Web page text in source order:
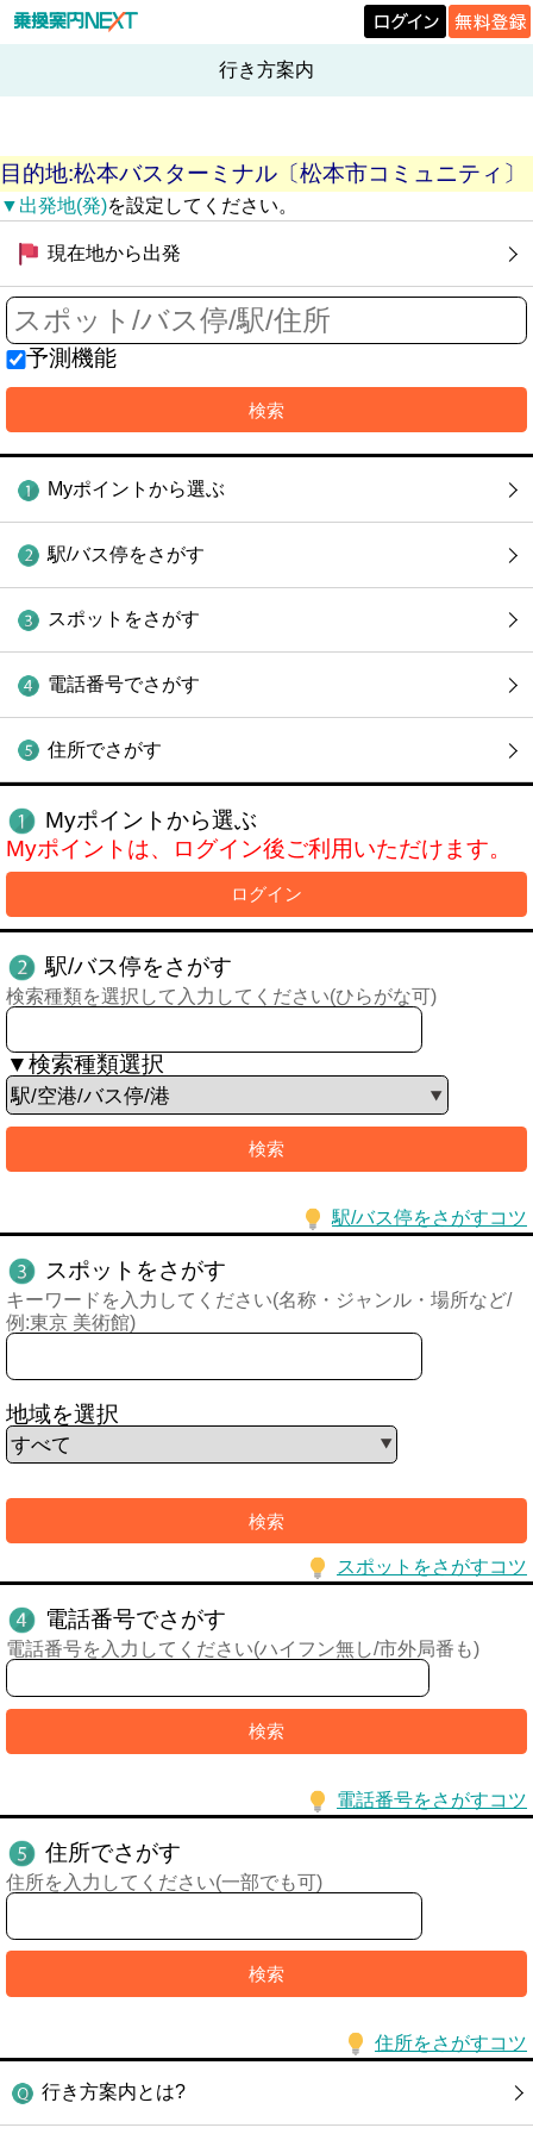
行き方案内
目的地:松本バスターミナル〔松本市コミュニティ〕
▼出発地(発)を設定してください。
現在地から出発
予測機能
Myポイントから選ぶ
駅/バス停をさがす
スポットをさがす
電話番号でさがす
住所でさがす
Myポイントから選ぶ
Myポイントは、ログイン後ご利用いただけます。
ログイン
駅/バス停をさがす
検索種類を選択して入力してください(ひらがな可)
▼検索種類選択
駅/バス停をさがすコツ
スポットをさがす
キーワードを入力してください(名称・ジャンル・場所など/
例:東京 美術館)
地域を選択
スポットをさがすコツ
電話番号でさがす
電話番号を入力してください(ハイフン無し/市外局番も)
電話番号をさがすコツ
住所でさがす
住所を入力してください(一部でも可)
住所をさがすコツ
行き方案内とは?